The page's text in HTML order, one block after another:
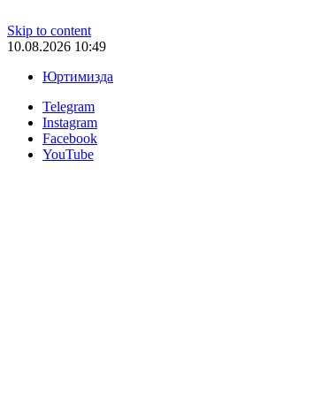
Skip to content
10.08.2026 10:49
Юртимизда
Telegram
Instagram
Facebook
YouTube